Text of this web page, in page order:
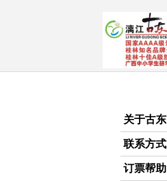
关于古东
联系方式
订票帮助